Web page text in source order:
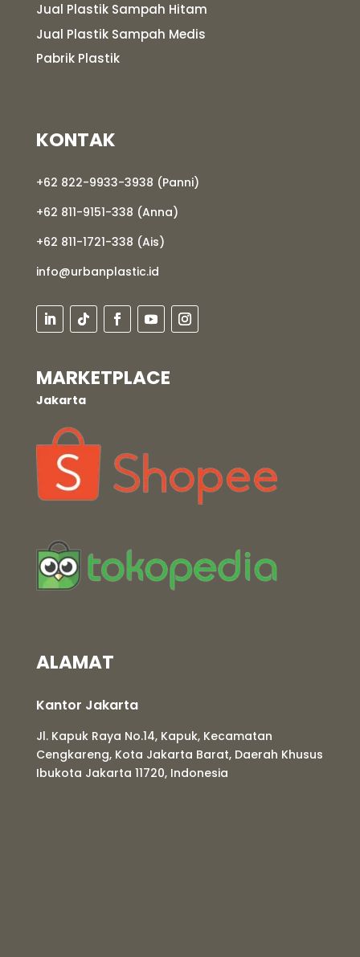
Jual Plastik Sampah Hitam
Jual Plastik Sampah Medis
Pabrik Plastik
KONTAK
+62 822-9933-3938 (Panni)
+62 811-9151-338 (Anna)
+62 811-1721-338 (Ais)
info@urbanplastic.id
MARKETPLACE
Jakarta
ALAMAT
Kantor Jakarta
Jl. Kapuk Raya No.14, Kapuk, Kecamatan
Cengkareng, Kota Jakarta Barat, Daerah Khusus
Ibukota Jakarta 11720, Indonesia